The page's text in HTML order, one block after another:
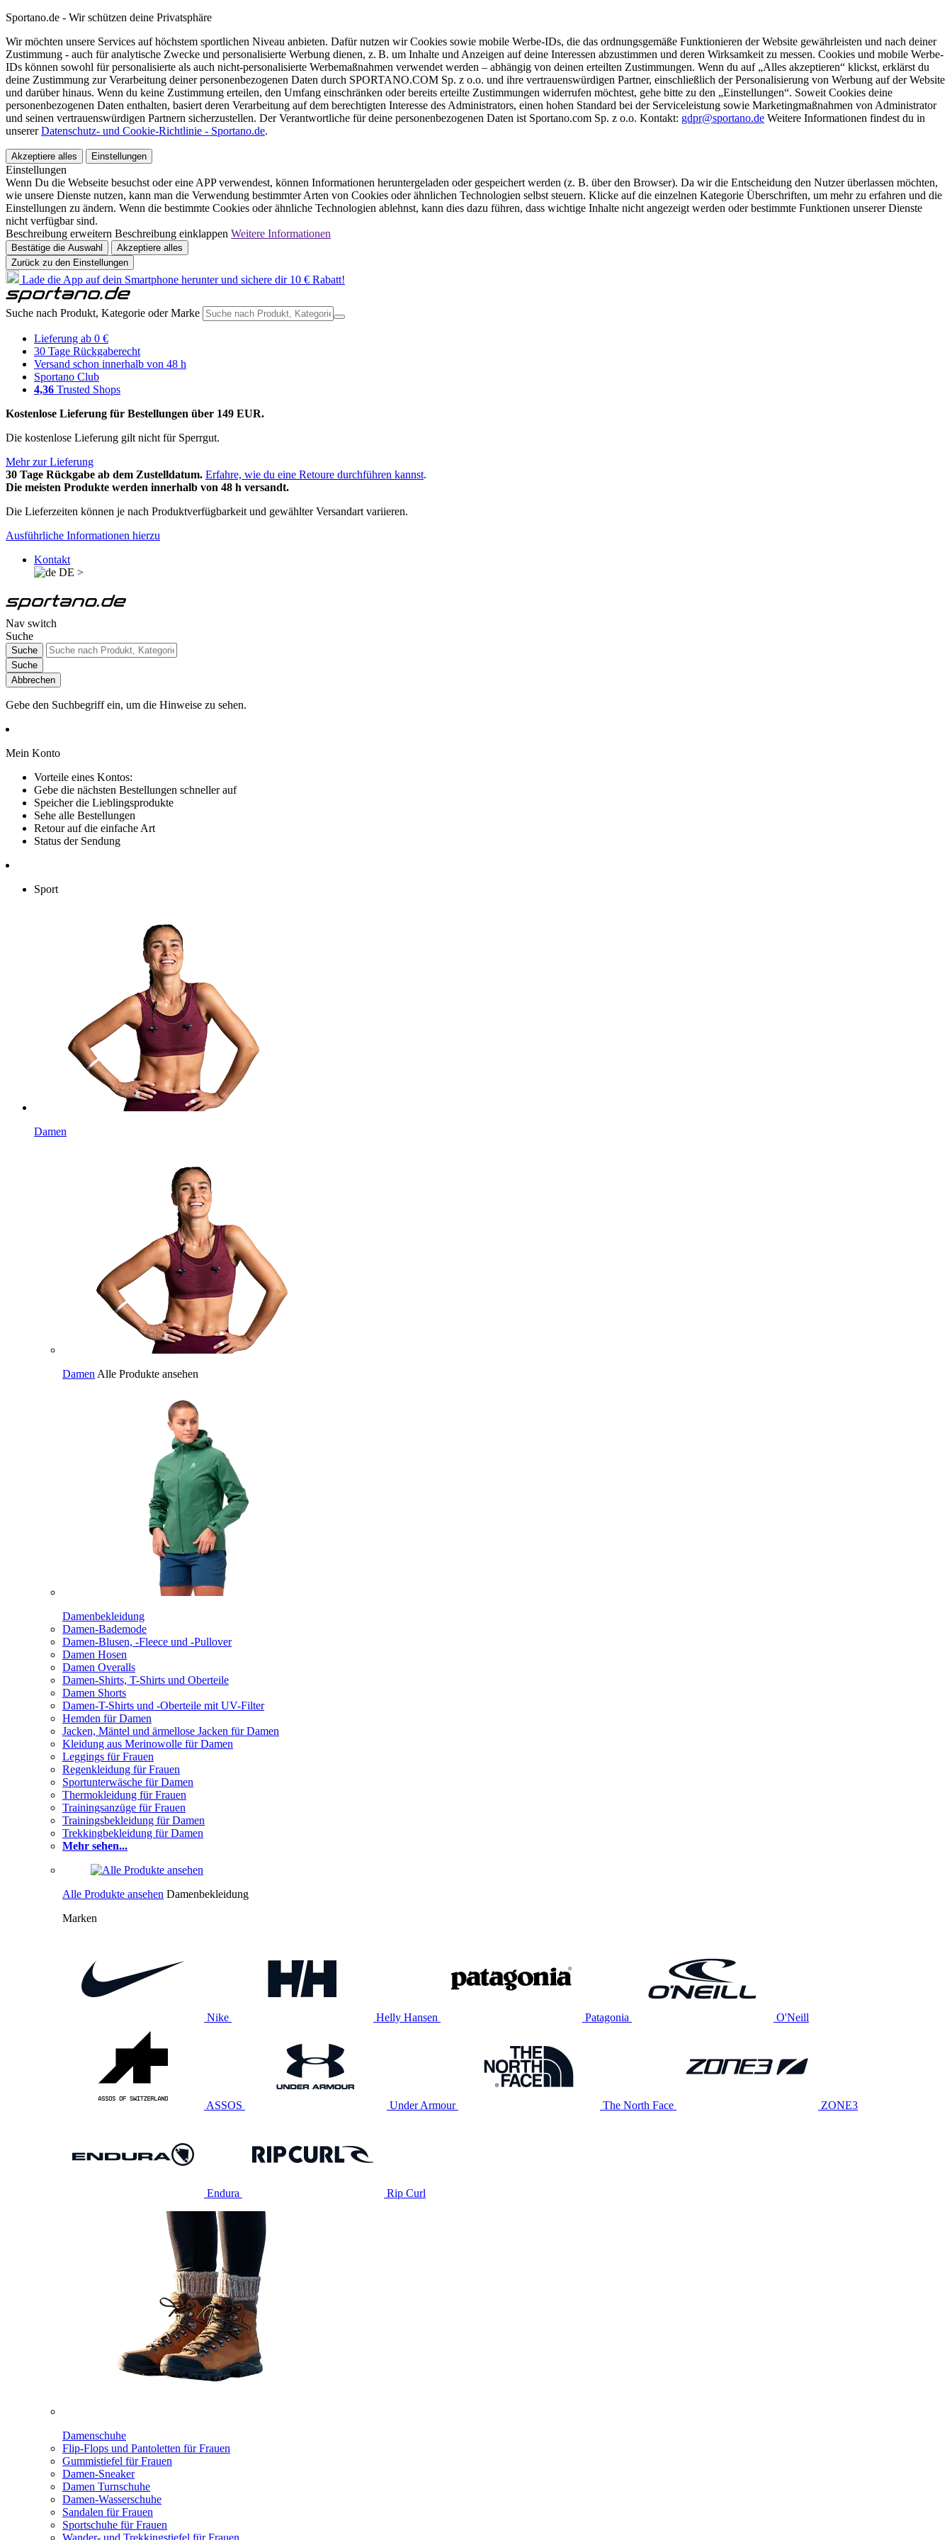
Sportano.de - Wir schützen deine Privatsphäre
Wir möchten unsere Services auf höchstem sportlichen Niveau anbieten. Dafür nutzen wir Cookies sowie mobile Werbe-IDs, die das ordnungsgemäße Funktionieren der Website gewährleisten und nach deiner
Zustimmung - auch für analytische Zwecke und personalisierte Werbung dienen, z. B. um Inhalte und Anzeigen auf deine Interessen abzustimmen und deren Wirksamkeit zu messen. Cookies und mobile Werbe-
IDs können sowohl für personalisierte als auch nicht-personalisierte Werbemaßnahmen verwendet werden – abhängig von deinen erteilten Zustimmungen. Wenn du auf „Alles akzeptieren“ klickst, erklärst du
deine Zustimmung zur Verarbeitung deiner personenbezogenen Daten durch SPORTANO.COM Sp. z o.o. und ihre vertrauenswürdigen Partner, einschließlich der Personalisierung von Werbung auf der Website
und darüber hinaus. Wenn du keine Zustimmung erteilen, den Umfang einschränken oder bereits erteilte Zustimmungen widerrufen möchtest, gehe bitte zu den „Einstellungen“. Soweit Cookies deine
personenbezogenen Daten enthalten, basiert deren Verarbeitung auf dem berechtigten Interesse des Administrators, einen hohen Standard bei der Serviceleistung sowie Marketingmaßnahmen von Administrator
und seinen vertrauenswürdigen Partnern sicherzustellen. Der Verantwortliche für deine personenbezogenen Daten ist Sportano.com Sp. z o.o. Kontakt: gdpr@sportano.de Weitere Informationen findest du in
unsererDatenschutz- und Cookie-Richtlinie - Sportano.de.
Akzeptiere alles Einstellungen
Einstellungen
Wenn Du die Webseite besuchst oder eine APP verwendest, können Informationen heruntergeladen oder gespeichert werden (z. B. über den Browser). Da wir die Entscheidung den Nutzer überlassen möchten,
wie unsere Dienste nutzen, kann man die Verwendung bestimmter Arten von Cookies oder ähnlichen Technologien selbst steuern. Klicke auf die einzelnen Kategorie Überschriften, um mehr zu erfahren und die
Einstellungen zu ändern. Wenn die bestimmte Cookies oder ähnliche Technologien ablehnst, kann dies dazu führen, dass wichtige Inhalte nicht angezeigt werden oder bestimmte Funktionen unserer Dienste
nicht verfügbar sind.
Beschreibung erweitern Beschreibung einklappen Weitere Informationen
Bestätige die Auswahl
Akzeptiere alles
Zurück zu den Einstellungen
Lade die App auf dein Smartphone herunter und sichere dir 10 € Rabatt!
Suche nach Produkt, Kategorie oder Marke
Lieferung ab 0 €
30 Tage Rückgaberecht
Versand schon innerhalb von 48 h
Sportano Club
4,36 Trusted Shops
Kostenlose Lieferung für Bestellungen über 149 EUR.
Die kostenlose Lieferung gilt nicht für Sperrgut.
Mehr zur Lieferung
30 Tage Rückgabe ab dem Zustelldatum. Erfahre, wie du eine Retoure durchführen kannst.
Die meisten Produkte werden innerhalb von 48 h versandt.
Die Lieferzeiten können je nach Produktverfügbarkeit und gewählter Versandart variieren.
Ausführliche Informationen hierzu
Kontakt
DE >
Nav switch
Suche
Suche
Suche
Abbrechen
Gebe den Suchbegriff ein, um die Hinweise zu sehen.
Mein Konto
Vorteile eines Kontos:
Gebe die nächsten Bestellungen schneller auf
Speicher die Lieblingsprodukte
Sehe alle Bestellungen
Retour auf die einfache Art
Status der Sendung
Sport
Damen
Damen Alle Produkte ansehen
Damenbekleidung
Damen-Bademode
Damen-Blusen, -Fleece und -Pullover
Damen Hosen
Damen Overalls
Damen-Shirts, T-Shirts und Oberteile
Damen Shorts
Damen-T-Shirts und -Oberteile mit UV-Filter
Hemden für Damen
Jacken, Mäntel und ärmellose Jacken für Damen
Kleidung aus Merinowolle für Damen
Leggings für Frauen
Regenkleidung für Frauen
Sportunterwäsche für Damen
Thermokleidung für Frauen
Trainingsanzüge für Frauen
Trainingsbekleidung für Damen
Trekkingbekleidung für Damen
Mehr sehen...
Alle Produkte ansehen Damenbekleidung
Marken
Nike Helly Hansen Patagonia O'Neill
ASSOS Under Armour The North Face ZONE3
Endura Rip Curl
Damenschuhe
Flip-Flops und Pantoletten für Frauen
Gummistiefel für Frauen
Damen-Sneaker
Damen Turnschuhe
Damen-Wasserschuhe
Sandalen für Frauen
Sportschuhe für Frauen
Wander- und Trekkingstiefel für Frauen